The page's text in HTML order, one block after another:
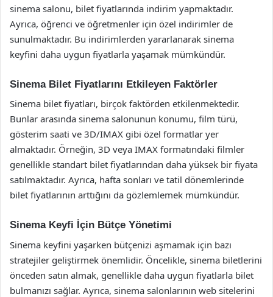
sinema salonu, bilet fiyatlarında indirim yapmaktadır.
Ayrıca, öğrenci ve öğretmenler için özel indirimler de
sunulmaktadır. Bu indirimlerden yararlanarak sinema
keyfini daha uygun fiyatlarla yaşamak mümkündür.
Sinema Bilet Fiyatlarını Etkileyen Faktörler
Sinema bilet fiyatları, birçok faktörden etkilenmektedir.
Bunlar arasında sinema salonunun konumu, film türü,
gösterim saati ve 3D/IMAX gibi özel formatlar yer
almaktadır. Örneğin, 3D veya IMAX formatındaki filmler
genellikle standart bilet fiyatlarından daha yüksek bir fiyata
satılmaktadır. Ayrıca, hafta sonları ve tatil dönemlerinde
bilet fiyatlarının arttığını da gözlemlemek mümkündür.
Sinema Keyfi İçin Bütçe Yönetimi
Sinema keyfini yaşarken bütçenizi aşmamak için bazı
stratejiler geliştirmek önemlidir. Öncelikle, sinema biletlerini
önceden satın almak, genellikle daha uygun fiyatlarla bilet
bulmanızı sağlar. Ayrıca, sinema salonlarının web sitelerini